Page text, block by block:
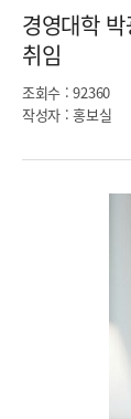
경영대학
취임​
조회수 : 92360
작성자 : 홍보실